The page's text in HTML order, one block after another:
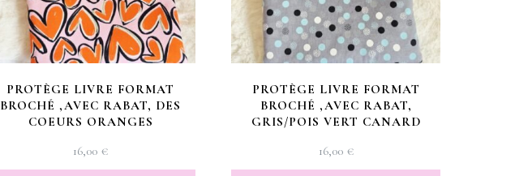
PROTÈGE LIVRE FORMAT
BROCHÉ ,AVEC RABAT, DES
COEURS ORANGES
16,00 €
PROTÈGE LIVRE FORMAT
BROCHÉ ,AVEC RABAT,
GRIS/POIS VERT CANARD
16,00 €